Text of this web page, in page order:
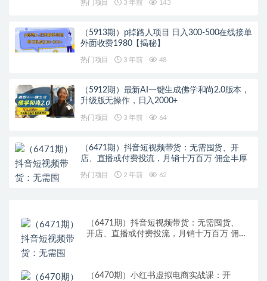
热门项目 3 年前 143
（5913期）p掉路人项目 日入300-500在线接单
外面收费1980【揭秘】
热门项目 3 年前 48
（5912期）最新AI一键生成佛学和尚2.0版本，
升级版无操作，日入2000+
热门项目 3 年前 64
（6471期）抖音短视频带货：无需囤货、开
店、直播或付费投流，月销十万百万 佣金丰厚
热门项目 2 年前 62
（6471期）抖音短视频带货：无需囤货、
开店、直播或付费投流，月销十万百万 佣
（6470期）小红书虚拟电商实战课：开